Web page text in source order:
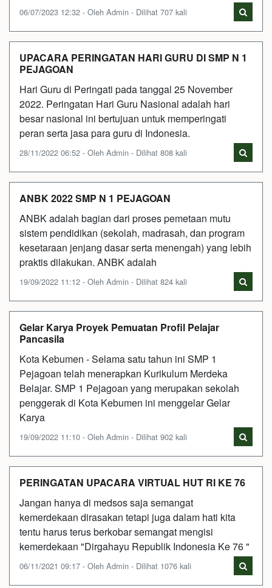
06/07/2023 12:32 - Oleh Admin - Dilihat 707 kali
UPACARA PERINGATAN HARI GURU DI SMP N 1
PEJAGOAN
Hari Guru di Peringati pada tanggal 25 November
2022. Peringatan Hari Guru Nasional adalah hari
besar nasional ini bertujuan untuk memperingati
peran serta jasa para guru di Indonesia.
28/11/2022 06:52 - Oleh Admin - Dilihat 808 kali
ANBK 2022 SMP N 1 PEJAGOAN
ANBK adalah bagian dari proses pemetaan mutu
sistem pendidikan (sekolah, madrasah, dan program
kesetaraan jenjang dasar serta menengah) yang lebih
praktis dilakukan. ANBK adalah
19/09/2022 11:12 - Oleh Admin - Dilihat 824 kali
Gelar Karya Proyek Pemuatan Profil Pelajar
Pancasila
Kota Kebumen - Selama satu tahun ini SMP 1
Pejagoan telah menerapkan Kurikulum Merdeka
Belajar. SMP 1 Pejagoan yang merupakan sekolah
penggerak di Kota Kebumen ini menggelar Gelar
Karya
19/09/2022 11:10 - Oleh Admin - Dilihat 902 kali
PERINGATAN UPACARA VIRTUAL HUT RI KE 76
Jangan hanya di medsos saja semangat
kemerdekaan dirasakan tetapi juga dalam hati kita
tentu harus terus berkobar semangat mengisi
kemerdekaan "Dirgahayu Republik Indonesia Ke 76 "
06/11/2021 09:17 - Oleh Admin - Dilihat 1076 kali